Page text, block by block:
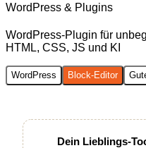
WordPress & Plugins
WordPress-Plugin für
HTML, CSS, JS und KI
WordPress Block-Editor
Dein Lieblings-